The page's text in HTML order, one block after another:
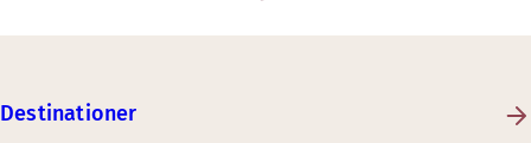
Destinationer